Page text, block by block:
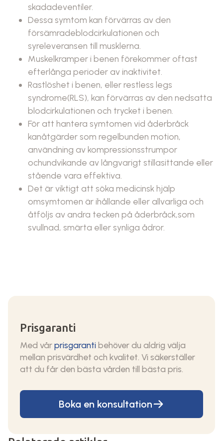
skadadeventiler.
Dessa symtom kan förvärras av den
försämradeblodcirkulationen och
syreleveransen till musklerna.
Muskelkramper i benen förekommer oftast
efterlånga perioder av inaktivitet.
Rastlöshet i benen, eller restless legs
syndrome(RLS), kan förvärras av den nedsatta
blodcirkulationen och trycket i benen.
För att hantera symtomen vid åderbråck
kanåtgärder som regelbunden motion,
användning av kompressionsstrumpor
ochundvikande av långvarigt stillasittande eller
stående vara effektiva.
Det är viktigt att söka medicinsk hjälp
omsymtomen är ihållande eller allvarliga och
åtföljs av andra tecken på åderbråck,som
svullnad, smärta eller synliga ådror.
Prisgaranti
Med vårprisgarantibehöver du aldrig välja
mellan prisvärdhet och kvalitet. Vi säkerställer
att du får den bästa vården till bästa pris.
Boka en konsultation